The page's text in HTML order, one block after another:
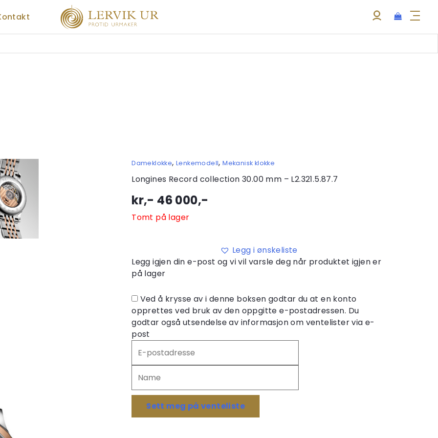
Dameklokke,Lenkemodell,Mekanisk klokke
Longines Record collection 30.00 mm – L2.321.5.87.7
kr,- 46 000,-
Tomt på lager
Legg i ønskeliste
Legg igjen din e-post og vi vil varsle deg når produktet igjen er
på lager
Ved å krysse av i denne boksen godtar du at en konto
opprettes ved bruk av den oppgitte e-postadressen. Du
godtar også utsendelse av informasjon om ventelister via e-
post
inn
e-
postadressen
din
å
Sett meg på venteliste